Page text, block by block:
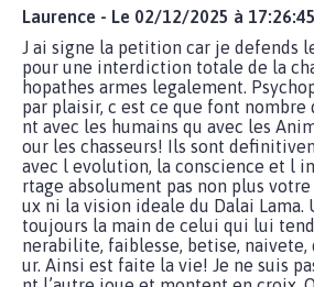
Laurence - Le 02/12/2025 à 17:26:45
J ai signe la petition car je defends
pour une interdiction totale de la
hopathes armes legalement.
par plaisir, c est ce que font nombre
nt avec les humains qu avec les
our les chasseurs! Ils sont
avec l evolution, la conscience et l
rtage absolument pas non plus
ux ni la vision ideale du Dalai Lama.
toujours la main de celui qui lui
nerabilite, faiblesse, betise, naivete,
ur. Ainsi est faite la vie! Je ne suis